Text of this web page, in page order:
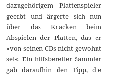
dazugehörigem Plattenspieler
geerbt und ärgerte sich nun
über das Knacken beim
Abspielen der Platten, das er
»von seinen CDs nicht gewohnt
sei«. Ein hilfsbereiter Sammler
gab daraufhin den Tipp, die